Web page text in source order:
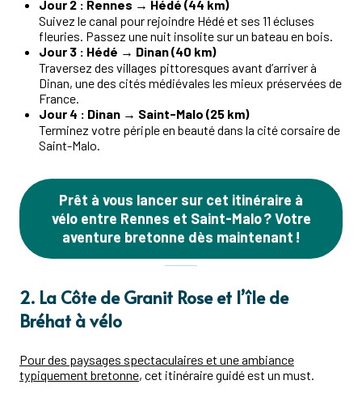
Jour 2 : Rennes → Hédé (44 km)
Suivez le canal pour rejoindre Hédé et ses 11 écluses
fleuries. Passez une nuit insolite sur un bateau en bois.
Jour 3 : Hédé → Dinan (40 km)
Traversez des villages pittoresques avant d’arriver à
Dinan, une des cités médiévales les mieux préservées de
France.
Jour 4 : Dinan → Saint-Malo (25 km)
Terminez votre périple en beauté dans la cité corsaire de
Saint-Malo.
Prêt à vous lancer sur cet itinéraire à
vélo entre Rennes et Saint-Malo ? Votre
aventure bretonne dès maintenant !
2. La Côte de Granit Rose et l’île de
Bréhat à vélo
Pour des paysages spectaculaires et une ambiance
typiquement bretonne, cet itinéraire guidé est un must.